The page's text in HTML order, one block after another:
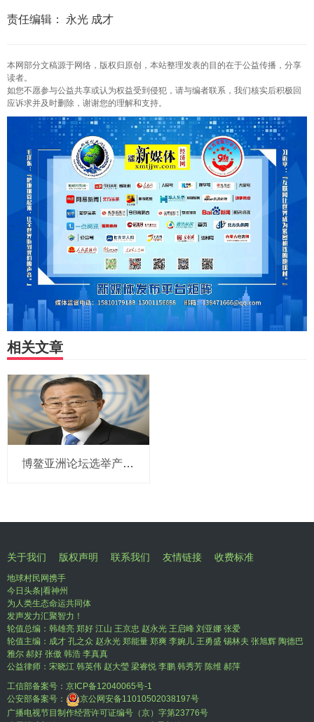
责任编辑： 永光 成才
本网部分文稿源于网络，版权归原创，本站整理发表的目的在于公益传播，分享
读者。
如您不愿参与公益共享或认为权益受到侵犯，请与编者联系，我们核实后积极回
应诉求并及时删除，谢谢您的理解和支持。
相关文章
博鳌亚洲论坛选举产生新一届理事会 潘基文当选理事长
关于我们 版权声明 联系我们 友情链接 收费标准
地球村民网携手
今日头条|看神州
为人类生态命运共同体
发声发力汇聚智力！
轮值总编：韩雄亮 郑好 江山 王京忠 赵永光 王启峰 刘亚娜 张爱
轮值主编：成才 孔之众 赵永光 郑能量 郑爽 李婉儿 王勇盛 锡林夫 张旭辉 陶德巴
雅尔 郝好 张傲 韩浩 李真真
公益律师：宋晓江 韩英伟 赵大瑩 梁睿悦 李鹏 韩秀芳 陈维 郝萍
工信部备案号： 京ICP备12040065号-1
公安部备案号：
京公网安备11010502038197号
广播电视节目制作经营许可证编号（京）字第23776号